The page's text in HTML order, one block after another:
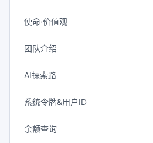
使命·价值观
团队介绍
AI探索路
系统令牌&用户ID
余额查询